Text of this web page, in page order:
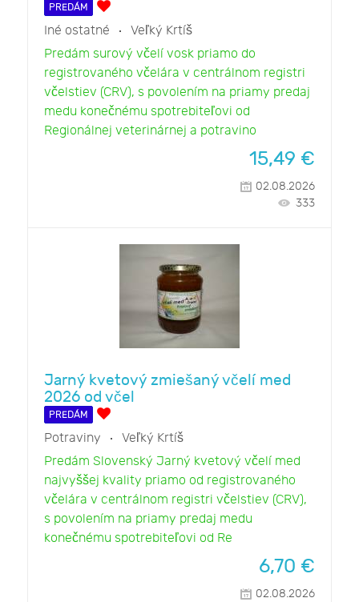
PREDÁM
Iné ostatné
Veľký Krtíš
Predám surový včelí vosk priamo do
registrovaného včelára v centrálnom registri
včelstiev (CRV), s povolením na priamy predaj
medu konečnému spotrebiteľovi od
Regionálnej veterinárnej a potravino
15,49 €
02.08.2026
333
Jarný kvetový zmiešaný včelí med
2026 od včel
PREDÁM
Potraviny
Veľký Krtíš
Predám Slovenský Jarný kvetový včelí med
najvyššej kvality priamo od registrovaného
včelára v centrálnom registri včelstiev (CRV),
s povolením na priamy predaj medu
konečnému spotrebiteľovi od Re
6,70 €
02.08.2026